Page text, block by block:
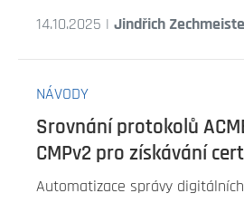
14.10.2025 | Jindřich
NÁVODY
Srovnání protokolů
CMPv2 pro získávání
Automatizace správy